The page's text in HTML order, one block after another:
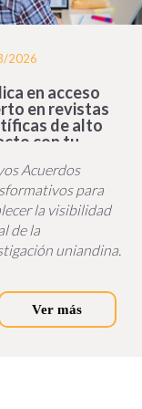
2026
en acceso
en revistas
de alto
con tu
Acuerdos
para
la visibilidad
de la
uniandina.
Ver más